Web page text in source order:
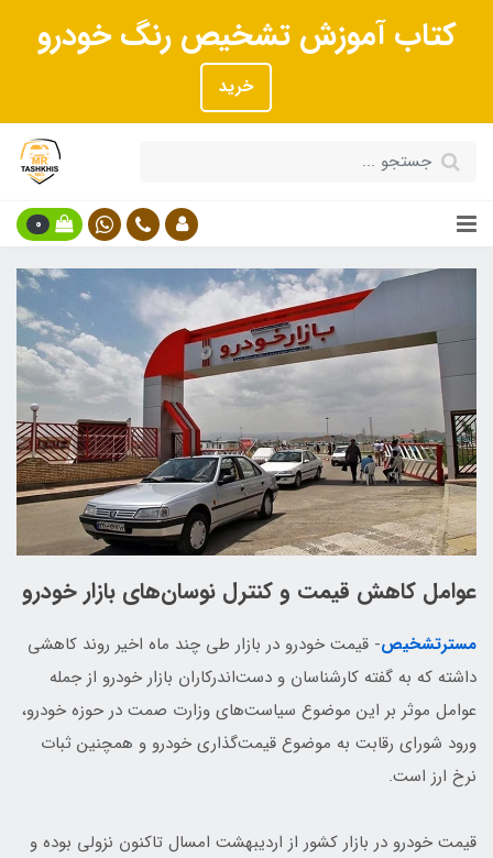
کتاب آموزش تشخیص رنگ خودرو
خرید
0
عوامل کاهش قیمت و کنترل نوسان‌های بازار خودرو
مسترتشخیص- قیمت خودرو در بازار طی چند ماه اخیر روند کاهشی
داشته که به گفته کارشناسان و دست‌اندرکاران بازار خودرو از جمله
عوامل موثر بر این موضوع سیاست‌های وزارت صمت در حوزه خودرو،
ورود شورای رقابت به موضوع قیمت‌گذاری خودرو و همچنین ثبات
نرخ ارز است.
قیمت خودرو در بازار کشور از اردیبهشت امسال تاکنون نزولی بوده و